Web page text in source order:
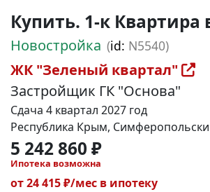
Купить. 1-к Квартира
Новостройка (id: N5540)
ЖК "Зеленый квартал"
Застройщик ГК "Основа"
Сдача 4 квартал 2027 год
Республика Крым,
5 242 860 ₽
Ипотека возможна
от 24 415 ₽/мес в ипотеку